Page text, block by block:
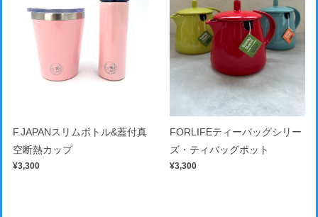
F.JAPANスリムボトル&蓋付真
空断熱カップ
¥3,300
FORLIFEティーバッグシリー
ズ・ティバッグポット
¥3,300